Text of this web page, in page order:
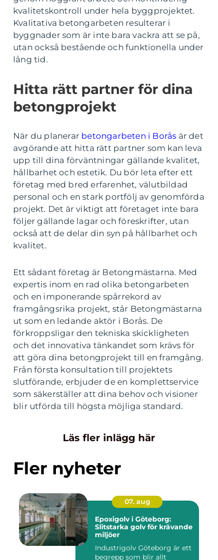
kvalitetskontroll under hela byggprojektet.
Kvalitativa betongarbeten resulterar i
byggnader som är inte bara vackra att se på,
utan också bestående och funktionella under
lång tid.
Hitta rätt partner för dina
betongprojekt
När du planerar betongarbeten i Borås är det
avgörande att hitta rätt partner som kan leva
upp till dina förväntningar gällande kvalitet,
hållbarhet och estetik. Du bör leta efter ett
företag med bred erfarenhet, välutbildad
personal och en stark portfölj av genomförda
projekt. Det är viktigt att företaget inte bara
följer gällande lagar och föreskrifter, utan
också att de delar din syn på hållbarhet och
kvalitet.
Ett sådant företag är Betongmästarna. Med
expertis inom en rad olika betongarbeten
och en imponerande spårrekord av
framgångsrika projekt, står Betongmästarna
ut som en ledande aktör i Borås. De
förkroppsligar den tekniska skickligheten
och det innovativa tänkandet som krävs för
att göra dina betongprojekt till en framgång.
Från första konsultation till projektets
slutförande, erbjuder de en komplettservice
som säkerställer att dina behov och visioner
blir utförda till högsta möjliga standard.
Läs fler inlägg här
Fler nyheter
07. aug
Epoxigolv i Göteborg:
Slitstarka golv för krävande
miljöer
Industrigolv Göteborg är ett
begrepp som blir allt